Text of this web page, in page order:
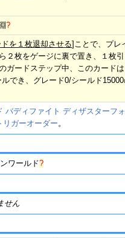
?
ドを１枚退却させる]ことで、プレ
２枚をゲージに裏で置き、１枚引
ガードステップ中、このカード
でき、グレード0/シールド
バディファイト ディザスターフ
リガーオーダー。
ワールド?
せん